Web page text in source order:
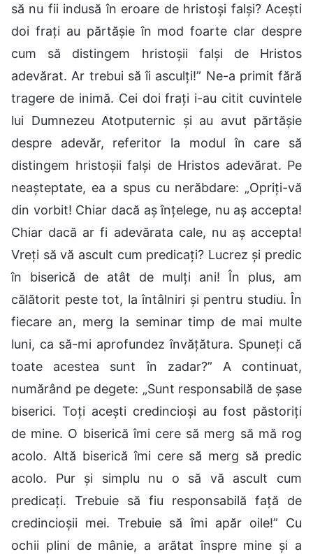
să nu fii indusă în eroare de hristoși falși? Acești
doi frați au părtășie în mod foarte clar despre
cum să distingem hristoșii falși de Hristos
adevărat. Ar trebui să îi asculți!” Ne-a primit fără
tragere de inimă. Cei doi frați i-au citit cuvintele
lui Dumnezeu Atotputernic și au avut părtășie
despre adevăr, referitor la modul în care să
distingem hristoșii falși de Hristos adevărat. Pe
neașteptate, ea a spus cu nerăbdare: „Opriți-vă
din vorbit! Chiar dacă aș înțelege, nu aș accepta!
Chiar dacă ar fi adevărata cale, nu aș accepta!
Vreți să vă ascult cum predicați? Lucrez și predic
în biserică de atât de mulți ani! În plus, am
călătorit peste tot, la întâlniri și pentru studiu. În
fiecare an, merg la seminar timp de mai multe
luni, ca să-mi aprofundez învățătura. Spuneți că
toate acestea sunt în zadar?” A continuat,
numărând pe degete: „Sunt responsabilă de șase
biserici. Toți acești credincioși au fost păstoriți
de mine. O biserică îmi cere să merg să mă rog
acolo. Altă biserică îmi cere să merg să predic
acolo. Pur și simplu nu o să vă ascult cum
predicați. Trebuie să fiu responsabilă față de
credincioșii mei. Trebuie să îmi apăr oile!” Cu
ochii plini de mânie, a arătat înspre mine și a